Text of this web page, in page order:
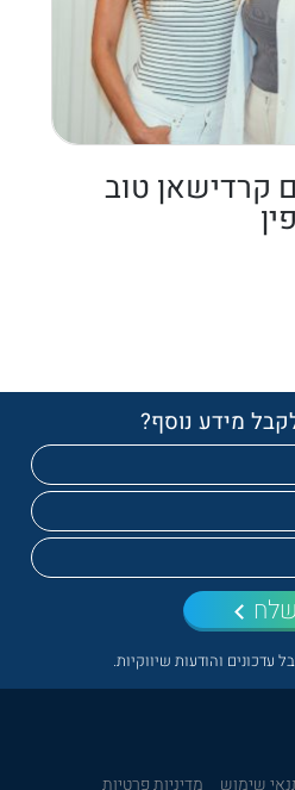
קרדישאן טוב
מידע נוסף?
עדכונים והודעות שיווקיות.
שלח